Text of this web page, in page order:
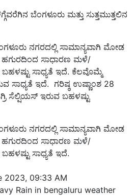
ಬೆಂಗಳೂರು ಮತ್ತು ಸುತ್ತಮುತ್ತಲಿನ
ನಗರದಲ್ಲಿ ಸಾಮಾನ್ಯವಾಗಿ ಮೋಡ
ಹಗುರದಿಂದ ಸಾಧಾರಣ ಮಳೆ/
ಸಾಧ್ಯತೆ ಇದೆ. ಕೆಲವೊಮ್ಮೆ
ಸಾಧ್ಯತೆ ಇದೆ. ಗರಿಷ್ಠ ಉಷ್ಣಾಂಶ 28
ಸೆಲ್ಷಿಯಸ್ ಇರುವ ಬಹಳಷ್ಟು
ನಗರದಲ್ಲಿ ಸಾಮಾನ್ಯವಾಗಿ ಮೋಡ
ಹಗುರದಿಂದ ಸಾಧಾರಣ ಮಳೆ/
ಸಾಧ್ಯತೆ ಇದೆ.
2023, 09:33 AM
Rain in bengaluru weather